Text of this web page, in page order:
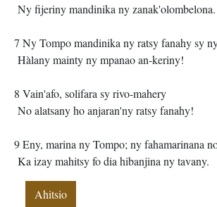
Ny fijeriny mandinika ny zanak'olombelona.
7 Ny Tompo mandinika ny ratsy fanahy sy
Hàlany mainty ny mpanao an-keriny!
8 Vain'afo, solifara sy rivo-mahery
No alatsany ho anjaran'ny ratsy fanahy!
9 Eny, marina ny Tompo; ny fahamarinana
Ka izay mahitsy fo dia hibanjina ny tavany.
Ahitsio